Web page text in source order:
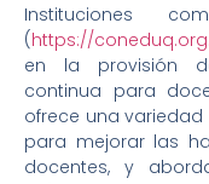
Instituciones
(https://
en la provisión
continua para
ofrece una
para mejorar las
docentes, y